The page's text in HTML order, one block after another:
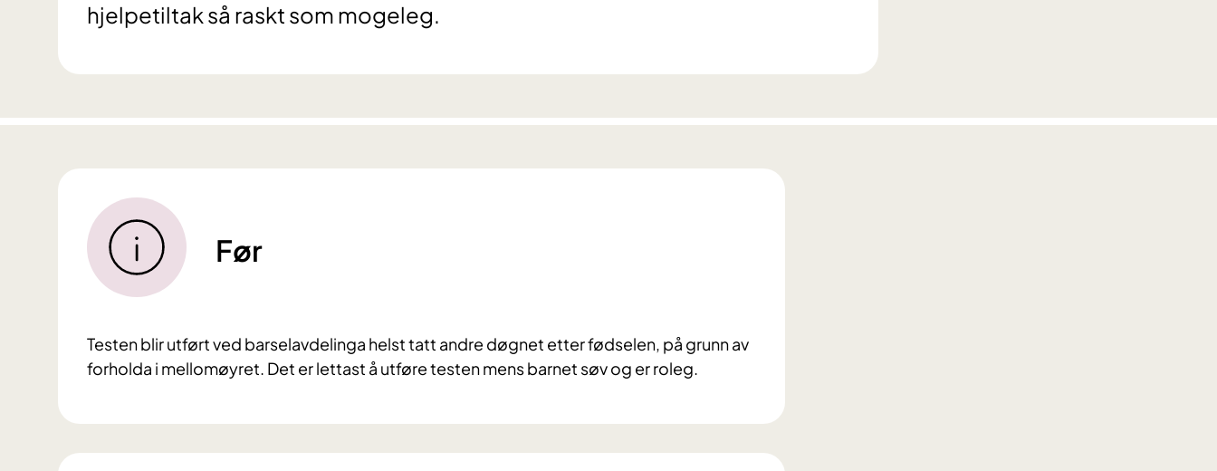
hjelpetiltak så raskt som mogeleg.
Før
Testen blir utført ved barselavdelinga helst tatt andre døgnet etter fødselen, på grunn av
forholda i mellomøyret. Det er lettast å utføre testen mens barnet søv og er roleg.